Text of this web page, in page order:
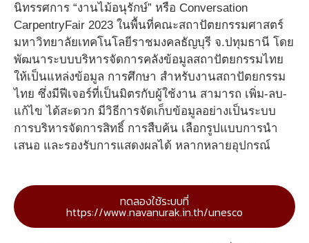
นิทรรศการ “งานไม้อนุรักษ์” หรือ Conversation
CarpentryFair 2023 ในพื้นที่คณะสถาปัตยกรรมศาสตร์
มหาวิทยาลัยเทคโนโลยีราชมงคลธัญบุรี จ.ปทุมธานี โดย
พัฒนาระบบบริหารจัดการคลังข้อมูลสถาปัตยกรรมไทย
ให้เป็นแหล่งข้อมูล การศึกษา สำหรับงานสถาปัตยกรรม
ไทย ซึ่งมีฟีเจอร์ที่เป็นมิตรกับผู้ใช้งาน สามารถ เพิ่ม-ลบ-
แก้ไข ได้สะดวก มีวิธีการจัดเก็บข้อมูลอย่างเป็นระบบ
การบริหารจัดการสิทธิ์ การสืบค้น เลือกรูปแบบการนำ
เสนอ และรองรับการแสดงผลได้ หลากหลายอุปกรณ์
ทดลองใช้ระบบที่
https://www.navanurak.in.th/unesco